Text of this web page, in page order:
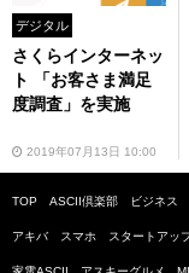
デジタル
さくらインターネッ
ト 「お客さま満足
度調査」を実施
2019年07月13日 10:00
TOP ASCII倶楽部 ビジネス
アキバ スマホ スタートアッ